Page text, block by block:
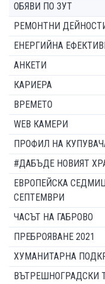
ОБЯВИ ПО ЗУТ
РЕМОНТНИ
ЕНЕРГИЙНА
АНКЕТИ
КАРИЕРА
ВРЕМЕТО
WEB КАМЕРИ
ПРОФИЛ НА
#ДАБЪДЕ НОВИЯТ
ЕВРОПЕЙСКА
СЕПТЕМВРИ
ЧАСЪТ НА ГАБРОВО
ПРЕБРОЯВАНЕ 2021
ХУМАНИТАРНА
ВЪТРЕШНОГРАДСКИ